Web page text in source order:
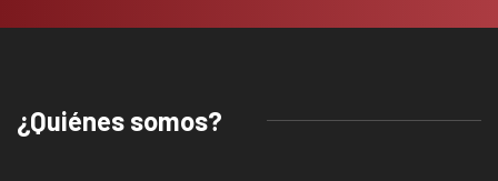
¿Quiénes somos?